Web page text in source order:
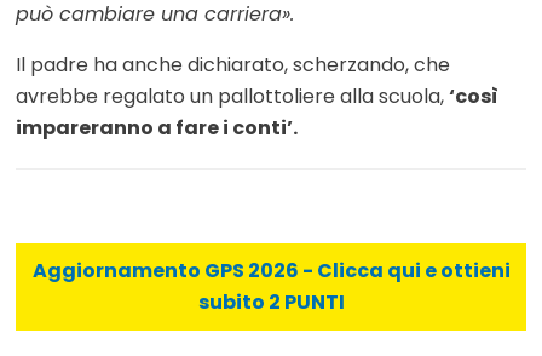
può cambiare una carriera».
Il padre ha anche dichiarato, scherzando, che
avrebbe regalato un pallottoliere alla scuola,‘così
impareranno a fare i conti’.
Aggiornamento GPS 2026 - Clicca qui e ottieni
subito 2 PUNTI